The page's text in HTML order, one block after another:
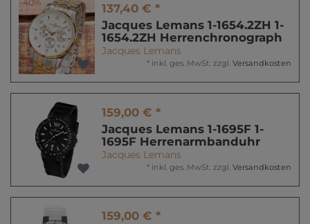
-40%
137,40 € *
Jacques Lemans 1-1654.2ZH 1-
1654.2ZH Herrenchronograph
Jacques Lemans
* inkl. ges. MwSt. zzgl. Versandkosten
159,00 € *
Jacques Lemans 1-1695F 1-
1695F Herrenarmbanduhr
Jacques Lemans
* inkl. ges. MwSt. zzgl. Versandkosten
159,00 € *